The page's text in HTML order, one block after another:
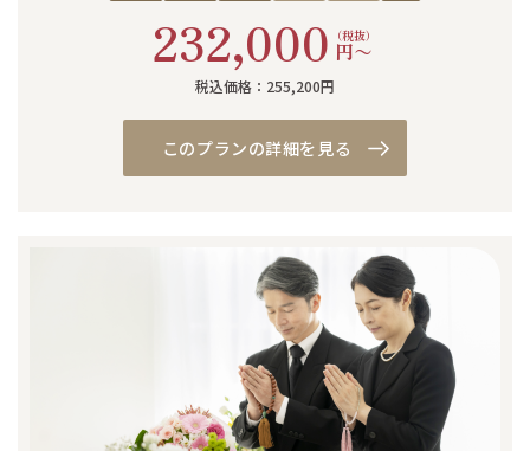
232,000 （税抜）
円〜
税込価格：255,200円
このプランの詳細を見る